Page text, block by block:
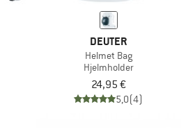
DEUTER
Helmet Bag
Hjelmholder
24,95 €
5,0(4)